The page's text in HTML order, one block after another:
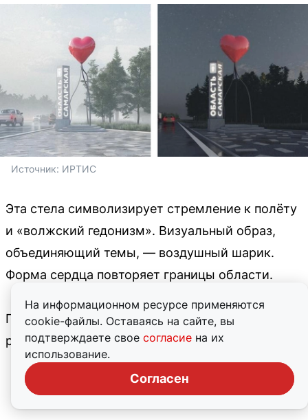
На информационном ресурсе применяются
cookie-файлы. Оставаясь на сайте, вы
подтверждаете свое согласие на их
использование.
Согласен
Источник: ИРТИС
Эта стела символизирует стремление к полёту
и «волжский гедонизм». Визуальный образ,
объединяющий темы, — воздушный шарик.
Форма сердца повторяет границы области.
Голосование продлится до 29 декабря, а его
результаты станут известны 30 декабря.
ЧИТАЙТЕ ТАКЖЕ